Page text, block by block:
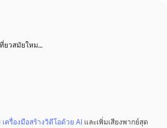
ยวสมัยใหม…
เครื่องมือสร้างวิดีโอด้วย AI และเพิ่มเสียงพากย์สุด